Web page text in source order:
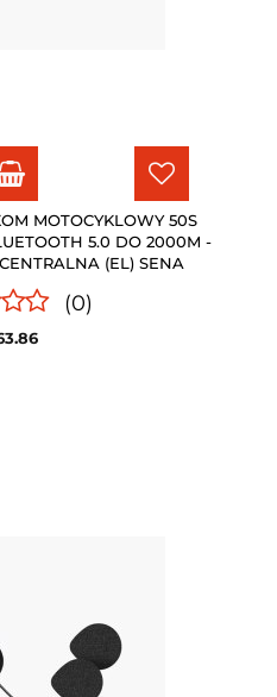
MOTOCYKLOWY 50S
5.0 DO 2000M -
(EL) SENA
(0)